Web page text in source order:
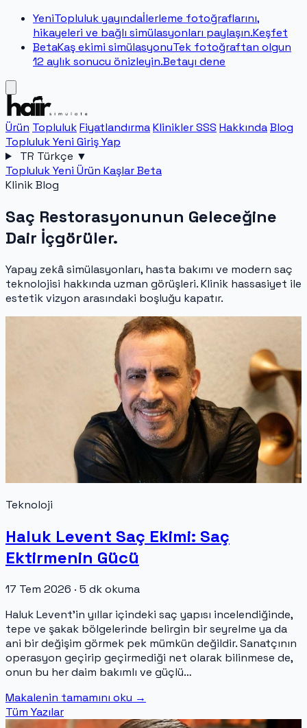
YeniTopluluk yayındaİlerleme fotoğraflarını,
hikayeleri ve bağlı simülasyonları paylaşın.Keşfet
BetaKaş ekimi simülasyonuTek fotoğraftan olgun
12 aylık sonucu önizleyin.Betayı dene
Ürün ToplulukFiyatlandırmaKliniklerSSS HakkındaBlog
ToplulukYeni Giriş Yap
TR Türkçe ▼
ToplulukYeni Ürün KaşlarBeta
Klinik Blog
Saç Restorasyonunun Geleceğine
Dair İçgörüler.
Yapay zekâ simülasyonları, hasta bakımı ve modern saç
teknolojisi hakkında uzman görüşleri. Klinik hassasiyet ile
estetik vizyon arasındaki boşluğu kapatır.
Teknoloji
Haluk Levent Saç Ekimi: Saç
Ektirmenin Gücü
17 Tem 2026 · 5 dk okuma
Haluk Levent’in yıllar içindeki saç yapısı incelendiğinde,
tepe ve şakak bölgelerinde belirgin bir seyrelme ya da
ani bir değişim görmek pek mümkün değildir. Sanatçının
operasyon geçirip geçirmediği net olarak bilinmese de,
onun bu her daim bakımlı ve güçlü…
Makalenin tamamını oku →
Tüm Yazılar